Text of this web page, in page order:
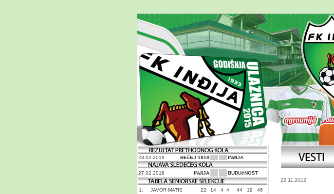
23.02.2019 BEčEJ 1918 INđIJA
27.02.2019 INđIJA BUDUćNOST
1. JAVOR MATIS 22 14 4 4 44 19
46
22.11.2012